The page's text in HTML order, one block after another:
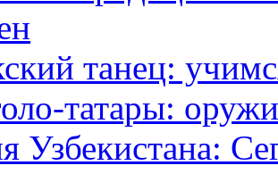
танец:
татары:
Узбекистана: